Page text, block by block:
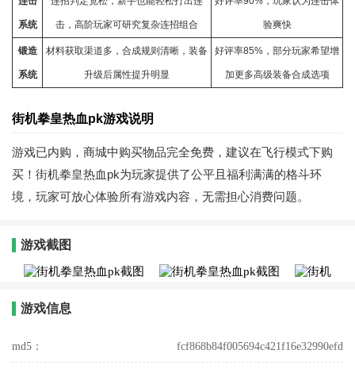
系统 击，高阶玩家可研究复杂连招组合 验爽快
锻造
系统
材料获取渠道多，合成规则清晰，装备
升级后属性提升明显
好评率85%，部分玩家希望增
加更多高级装备合成选项
街机拳皇热血pk游戏说明
游戏已内购，商城中购买物品完全免费，建议在飞行模式下购
买！街机拳皇热血pk为玩家提供了公平且福利满满的格斗环
境，玩家可放心体验所有游戏内容，无需担心消费问题。
游戏截图
游戏信息
md5： fcf868b84f005694c421f16e32990efd